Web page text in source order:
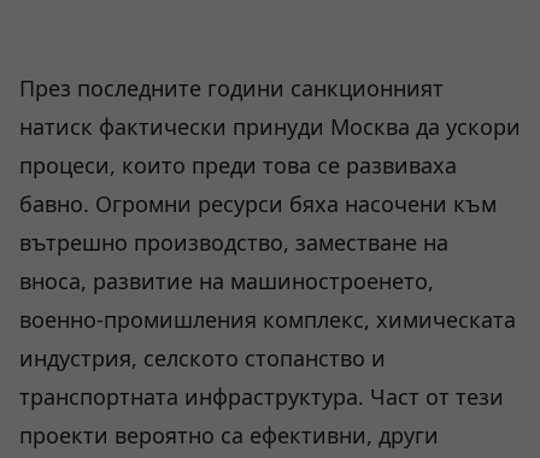
През последните години санкционният
натиск фактически принуди Москва да ускори
процеси, които преди това се развиваха
бавно. Огромни ресурси бяха насочени към
вътрешно производство, заместване на
вноса, развитие на машиностроенето,
военно-промишления комплекс, химическата
индустрия, селското стопанство и
транспортната инфраструктура. Част от тези
проекти вероятно са ефективни, други